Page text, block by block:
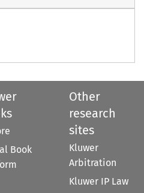
Book
Other
research
sites
Kluwer
Arbitration
Kluwer IP Law